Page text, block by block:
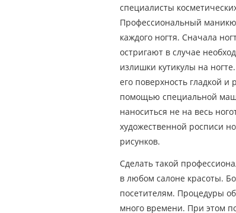
специалисты
Профессиональный
каждого ногтя. Сначала
остригают в случае
излишки кутикулы на
его поверхность гладкой
помощью специальной
наноситься не на весь
художественной росписи
рисунков.
Сделать такой
в любом салоне красоты.
посетителям. Процедуры
много времени. При этом